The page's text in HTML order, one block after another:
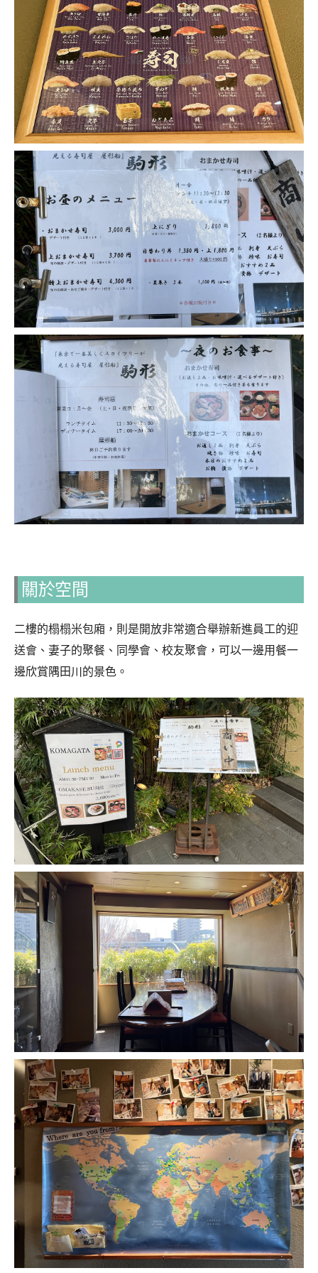
關於空間
二樓的榻榻米包廂，則是開放非常適合舉辦新進員工的迎
送會、妻子的聚餐、同學會、校友聚會，可以一邊用餐一
邊欣賞隅田川的景色。